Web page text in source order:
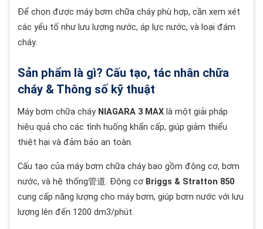
Để chọn được máy bơm chữa cháy phù hợp, cần xem xét
các yếu tố như lưu lượng nước, áp lực nước, và loại đám
cháy.
Sản phẩm là gì? Cấu tạo, tác nhân chữa
cháy & Thông số kỹ thuật
Máy bơm chữa cháy NIAGARA 3 MAX là một giải pháp
hiệu quả cho các tình huống khẩn cấp, giúp giảm thiểu
thiệt hại và đảm bảo an toàn.
Cấu tạo của máy bơm chữa cháy bao gồm động cơ, bơm
nước, và hệ thống管道. Động cơ Briggs & Stratton 850
cung cấp năng lượng cho máy bơm, giúp bơm nước với lưu
lượng lên đến 1200 dm3/phút.